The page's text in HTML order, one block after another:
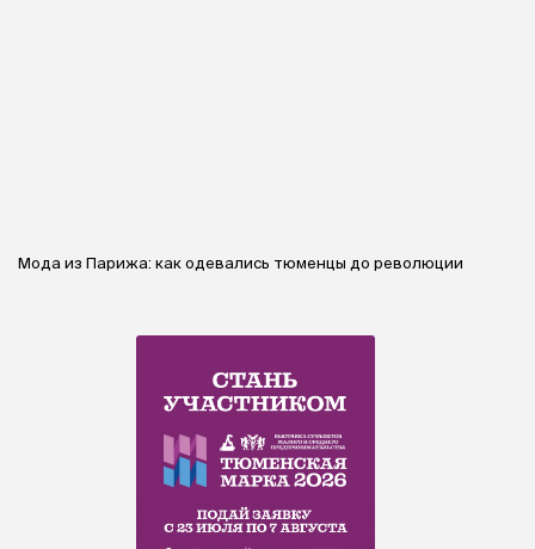
Мода из Парижа: как одевались тюменцы до революции